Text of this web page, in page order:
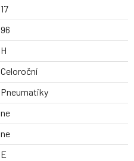
17
96
H
Celoroční
Pneumatiky
ne
ne
E